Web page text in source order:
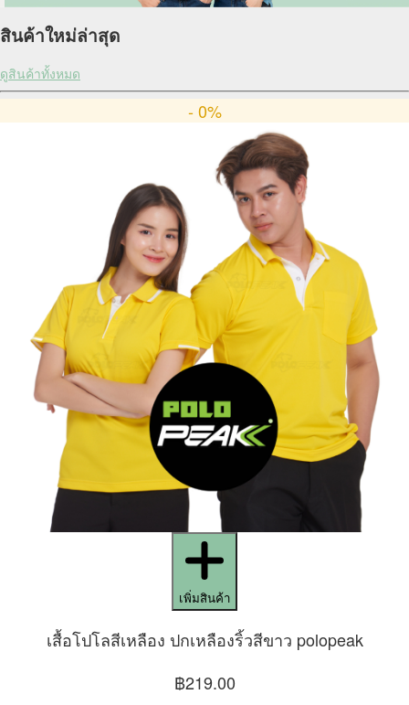
สินค้าใหม่ล่าสุด
ดูสินค้าทั้งหมด
- 0%
เพิ่มสินค้า
เสื้อโปโลสีเหลือง ปกเหลืองริ้วสีขาว polopeak
฿219.00